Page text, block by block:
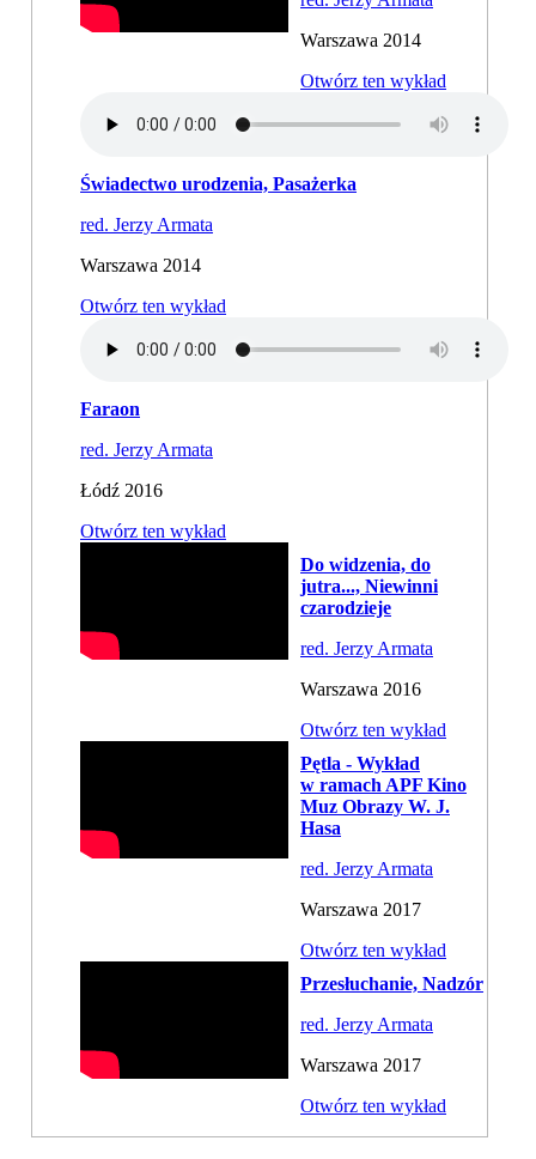
Warszawa 2014
Otwórz ten wykład
Świadectwo urodzenia, Pasażerka
red. Jerzy Armata
Warszawa 2014
Otwórz ten wykład
Faraon
red. Jerzy Armata
Łódź 2016
Otwórz ten wykład
Do widzenia, do
jutra..., Niewinni
czarodzieje
red. Jerzy Armata
Warszawa 2016
Otwórz ten wykład
Pętla - Wykład
w ramach APF Kino
Muz Obrazy W. J.
Hasa
red. Jerzy Armata
Warszawa 2017
Otwórz ten wykład
Przesłuchanie, Nadzór
red. Jerzy Armata
Warszawa 2017
Otwórz ten wykład